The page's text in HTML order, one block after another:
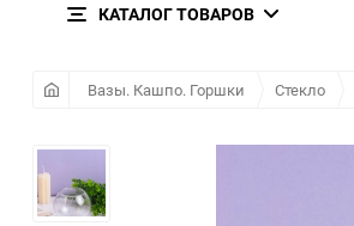
КАТАЛОГ ТОВАРОВ
Вазы. Кашпо. Горшки Стекло